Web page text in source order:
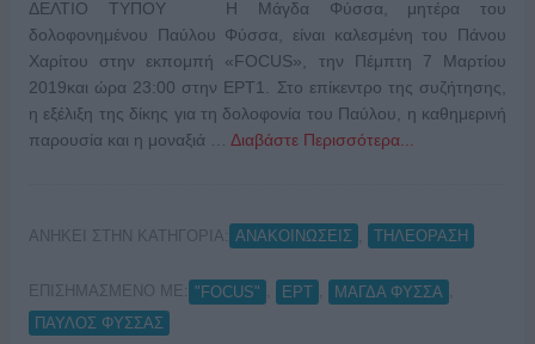
ΔΕΛΤΙΟ ΤΥΠΟΥ Η Μάγδα Φύσσα, μητέρα του
δολοφονημένου Παύλου Φύσσα, είναι καλεσμένη του Πάνου
Χαρίτου στην εκπομπή «FOCUS», την Πέμπτη 7 Μαρτίου
2019και ώρα 23:00 στην ΕΡΤ1. Στο επίκεντρο της συζήτησης,
η εξέλιξη της δίκης για τη δολοφονία του Παύλου, η καθημερινή
παρουσία και η μοναξιά … Διαβάστε Περισσότερα...
ΑΝΗΚΕΙ ΣΤΗΝ ΚΑΤΗΓΟΡΙΑ: ΑΝΑΚΟΙΝΩΣΕΙΣ ΤΗΛΕΟΡΑΣΗ
ΕΠΙΣΗΜΑΣΜΕΝΟ ΜΕ: "FOCUS" ΕΡΤ ΜΑΓΔΑ ΦΥΣΣΑ
ΠΑΥΛΟΣ ΦΥΣΣΑΣ